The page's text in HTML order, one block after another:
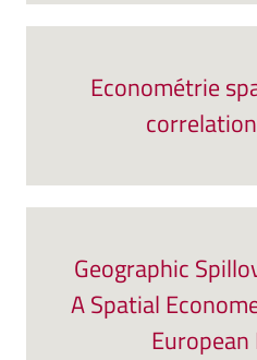
Econométrie
Geographic
A Spatial